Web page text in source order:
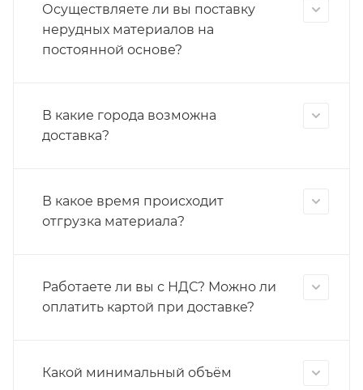
Осуществляете ли вы поставку
нерудных материалов на
постоянной основе?
В какие города возможна
доставка?
В какое время происходит
отгрузка материала?
Работаете ли вы с НДС? Можно ли
оплатить картой при доставке?
Какой минимальный объём